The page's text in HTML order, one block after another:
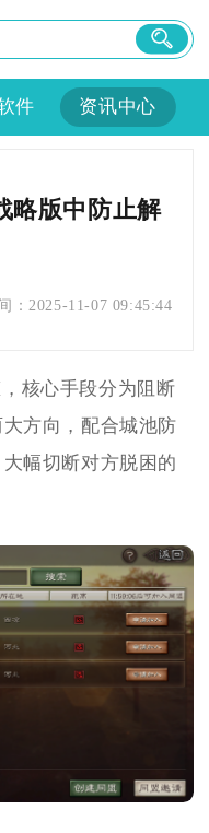
件 资讯中心
略版中防止解
： 2025-11-07 09:45:44
核心手段分为阻断
方向，配合城池防
幅切断对方脱困的